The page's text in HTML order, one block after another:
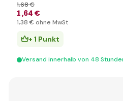
1,64 €
1,68 €
1,38 € ohne MwSt
+ 1 Punkt
Versand innerhalb von 48